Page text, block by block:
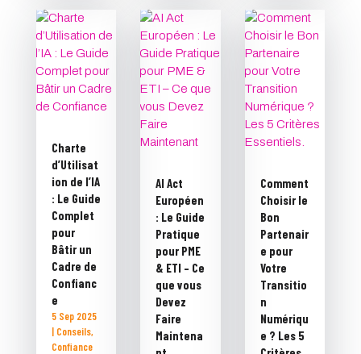
Charte
d’Utilisat
ion de l’IA
: Le Guide
Complet
pour
Bâtir un
Cadre de
Confianc
e
5 Sep 2025
| Conseils,
Confiance
AI Act
Européen
: Le Guide
Pratique
pour PME
& ETI – Ce
que vous
Devez
Faire
Maintena
Comment
Choisir le
Bon
Partenair
e pour
Votre
Transitio
n
Numériqu
e ? Les 5